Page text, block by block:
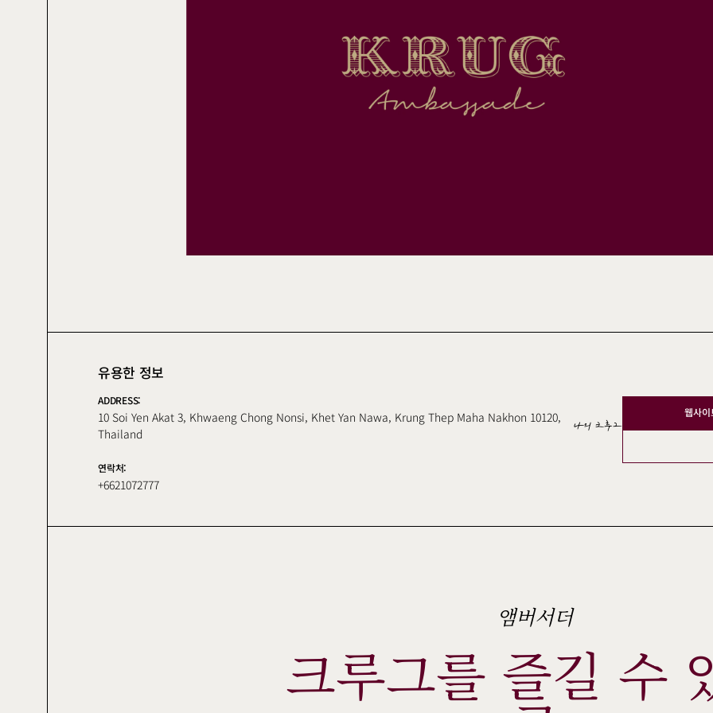
유용한 정보
ADDRESS:
10 Soi Yen Akat 3, Khwaeng Chong Nonsi, Khet Yan Nawa, Krung Thep Maha Nakhon 10120,
Thailand
연락처:
+6621072777
나의 크루그 웹사
앰버서더
크루그를 즐길 수